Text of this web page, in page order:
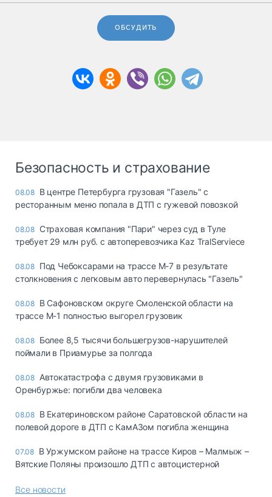
ОБСУДИТЬ
Безопасность и страхование
08.08 В центре Петербурга грузовая "Газель" с
ресторанным меню попала в ДТП с гужевой повозкой
08.08 Страховая компания "Пари" через суд в Туле
требует 29 млн руб. с автоперевозчика Kaz TralServiece
08.08 Под Чебоксарами на трассе М-7 в результате
столкновения с легковым авто перевернулась "Газель"
08.08 В Сафоновском округе Смоленской области на
трассе М-1 полностью выгорел грузовик
08.08 Более 8,5 тысячи большегрузов-нарушителей
поймали в Приамурье за полгода
08.08 Автокатастрофа с двумя грузовиками в
Оренбуржье: погибли два человека
08.08 В Екатериновском районе Саратовской области на
полевой дороге в ДТП с КамАЗом погибла женщина
07.08 В Уржумском районе на трассе Киров – Малмыж –
Вятские Поляны произошло ДТП с автоцистерной
Все новости